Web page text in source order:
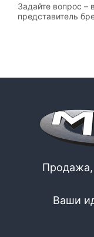
Задайте вопрос –
представитель
Продажа,
Ваши